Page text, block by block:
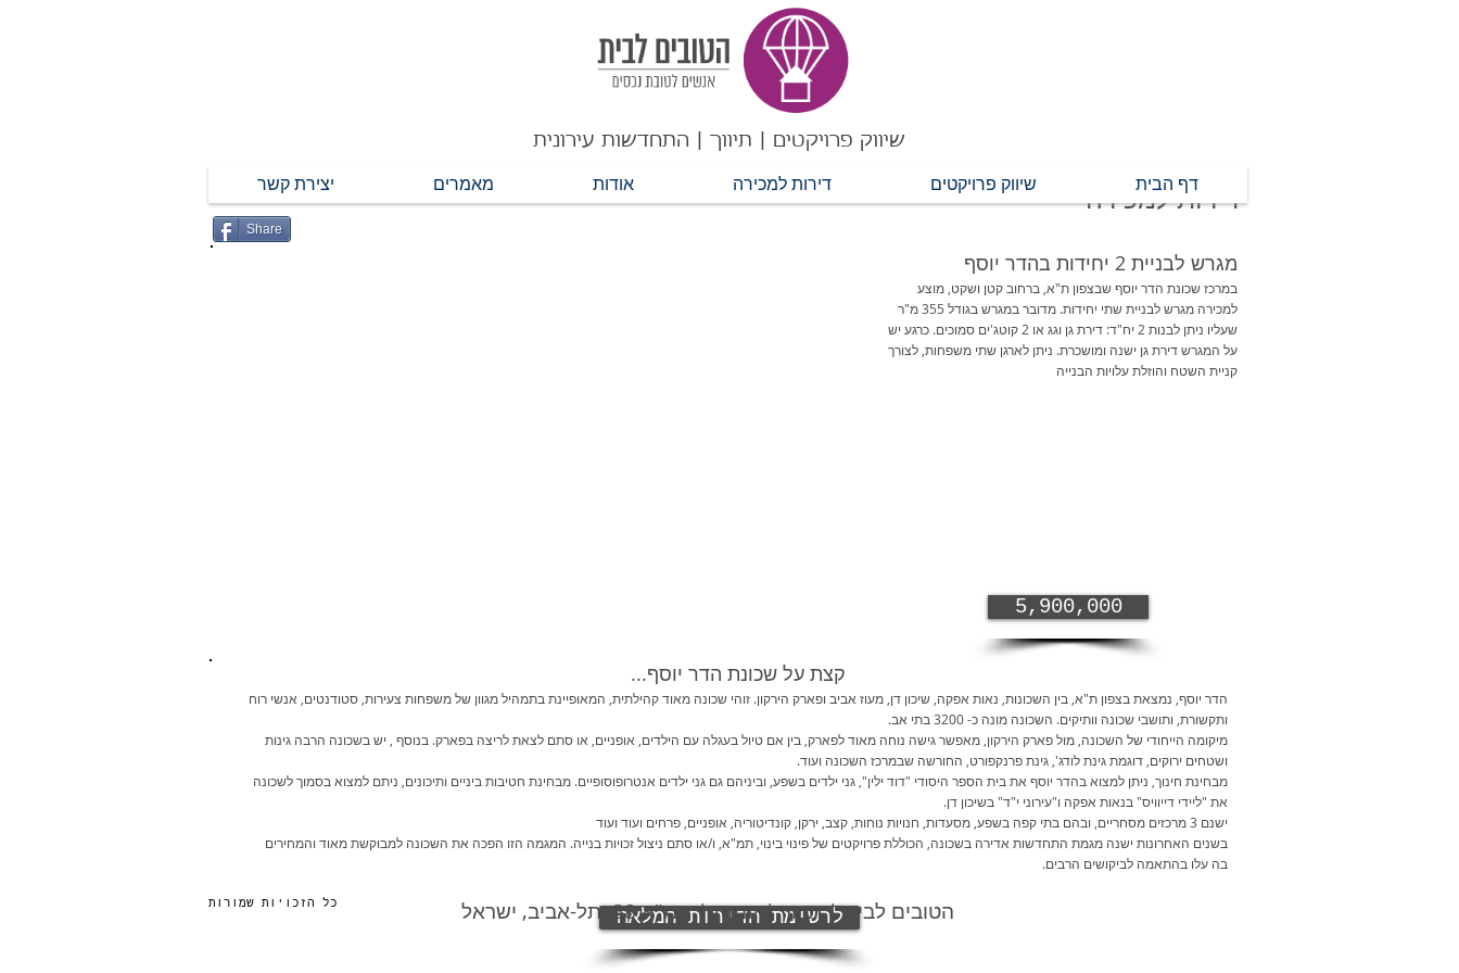
דירות למכירה
Share
במרכז שכונת הדר יוסף שבצפון ת"א, ברחוב קטן ושקט, מוצע
למכירה מגרש לבניית שתי יחידות. מדובר במגרש בגודל 355 מ"ר
שעליו ניתן לבנות 2 יח"ד: דירת גן וגג או 2 קוטג'ים סמוכים. כרגע יש
על המגרש דירת גן ישנה ומושכרת. ניתן לארגן שתי משפחות, לצורך
קניית השטח והוזלת עלויות הבנייה
5,900,000
קצת על שכונת הדר יוסף​...
הדר יוסף, נמצאת בצפון ת"א, בין השכונות, נאות אפקה, שיכון דן, מעוז אביב ופארק הירקון. זוהי שכונה מאוד קהילתית, המאופיינת בתמהיל מגוון של משפחות צעירות, סטודנטים, אנשי רוח
ותקשורת, ותושבי שכונה וותיקים. השכונה מונה כ- 3200 בתי אב.
מיקומה הייחודי של השכונה, מול פארק הירקון, מאפשר גישה נוחה מאוד לפארק, בין אם טיול בעגלה עם הילדים, אופניים, או סתם לצאת לריצה בפארק. בנוסף , יש בשכונה הרבה גינות
ושטחים ירוקים, דוגמת גינת לודג', גינת פרנקפורט, החורשה שבמרכז השכונה ועוד.
מבחינת חינוך, ניתן למצוא בהדר יוסף את בית הספר היסודי "דוד ילין", גני ילדים בשפע, וביניהם גם גני ילדים אנטרופוסופיים. מבחינת חטיבות ביניים ותיכונים, ניתם למצוא בסמוך לשכונה
את "ליידי דייוויס" בנאות אפקה ו"עירוני י"ד" בשיכון דן.
ישנם 3 מרכזים מסחריים, ובהם בתי קפה בשפע, מסעדות, חנויות נוחות, קצב, ירקן, קונדיטוריה, אופניים, פרחים ועוד ועוד
בשנים האחרונות ישנה מגמת התחדשות אדירה בשכונה, הכוללת פרויקטים של פינוי בינוי, תמ"א, ו/או סתם ניצול זכויות בנייה. המגמה הזו הפכה את השכונה למבוקשת מאוד והמחירים
בה עלו בהתאמה לביקושים הרבים.
לרשימת הדירות המלאה
יצירת קשר מאמרים אודות דירות למכירה שיווק פרויקטים דף הבית
שיווק פרויקטים | תיווך | התחדשות עירונית
כל הזכויות שמורות הטובים לבית | תיווך | יזמות | תמ"א 38. תל-אביב, ישראל